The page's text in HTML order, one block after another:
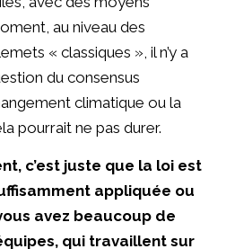
au niveau des
« classiques », il n’y a
du consensus
climatique ou la
pourrait ne pas durer.
c’est juste que la loi est
appliquée ou
avez beaucoup de
qui travaillent sur